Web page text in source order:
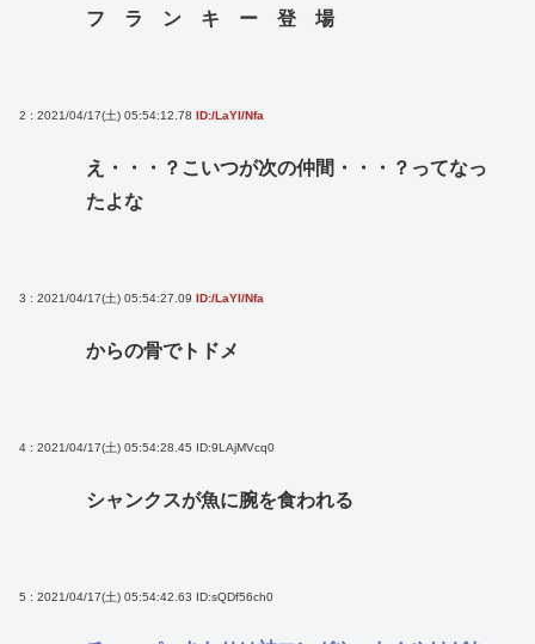
フ ラ ン キ ー 登 場
2 : 2021/04/17(土) 05:54:12.78 ID:/LaYI/Nfa
え・・・？こいつが次の仲間・・・？ってなっ
たよな
3 : 2021/04/17(土) 05:54:27.09 ID:/LaYI/Nfa
からの骨でトドメ
4 : 2021/04/17(土) 05:54:28.45 ID:9LAjMVcq0
シャンクスが魚に腕を食われる
5 : 2021/04/17(土) 05:54:42.63 ID:sQDf56ch0